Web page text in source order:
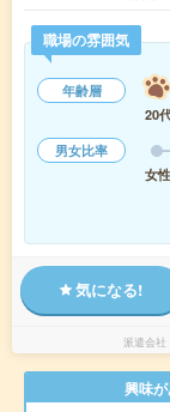
職場の雰囲気
年齢層
20
男女比率
女性
気になる!
派遣会社
興味